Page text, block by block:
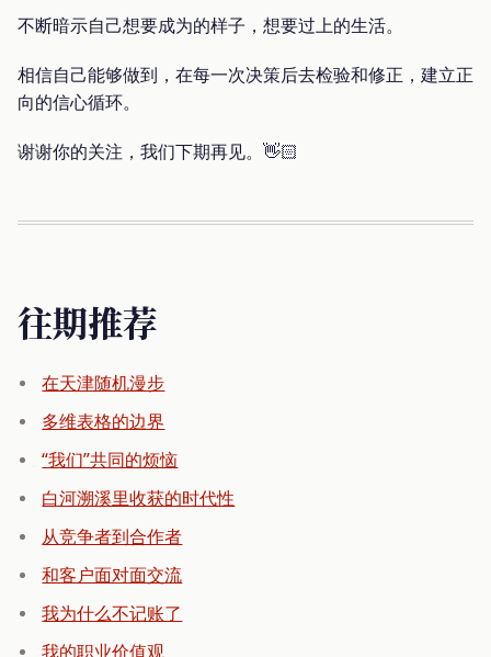
不断暗示自己想要成为的样子，想要过上的生活。
相信自己能够做到，在每一次决策后去检验和修正，建立正
向的信心循环。
谢谢你的关注，我们下期再见。👋🏻
往期推荐
在天津随机漫步
多维表格的边界
“我们”共同的烦恼
白河溯溪里收获的时代性
从竞争者到合作者
和客户面对面交流
我为什么不记账了
我的职业价值观